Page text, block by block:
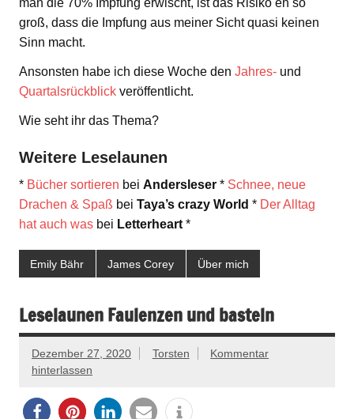
groß, dass die Impfung aus meiner Sicht quasi keinen
Sinn macht.
Ansonsten habe ich diese Woche den Jahres- und
Quartalsrückblick veröffentlicht.
Wie seht ihr das Thema?
Weitere Leselaunen
* Bücher sortieren bei Andersleser * Schnee, neue
Drachen & Spaß bei Taya’s crazy World * Der Alltag
hat auch was bei Letterheart *
Emily Bähr James Corey Über mich
Leselaunen Faulenzen und basteln
Dezember 27, 2020 Torsten
Kommentar
hinterlassen